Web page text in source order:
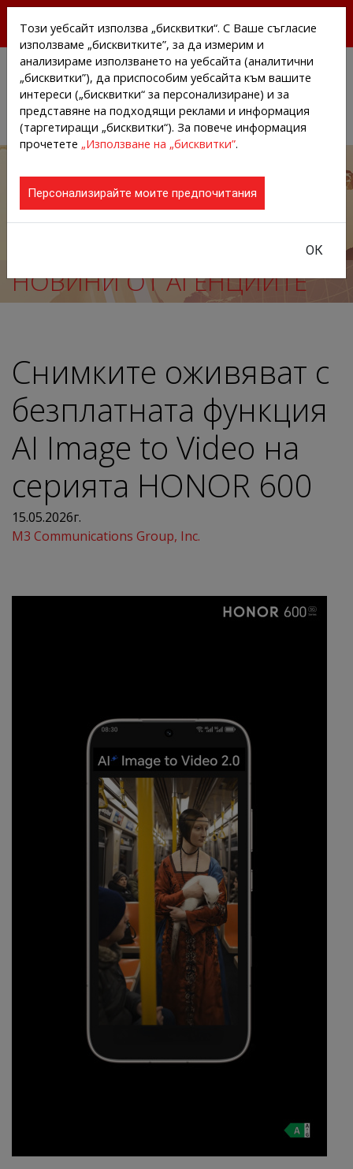
АГЕНЦИИТЕ И КОМПАНИИТЕ
НОВИНИ ОТ АГЕНЦИИТЕ
Снимките оживяват с
безплатната функция
AI Image to Video на
серията HONOR 600
15.05.2026г.
M3 Communications Group, Inc.
Този уебсайт използва „бисквитки“. С Ваше съгласие
използваме „бисквитките”, за да измерим и
анализираме използването на уебсайта (аналитични
„бисквитки”), да приспособим уебсайта към вашите
интереси („бисквитки“ за персонализиране) и за
представяне на подходящи реклами и информация
(таргетиращи „бисквитки“). За повече информация
прочетете „Използване на „бисквитки”.
Персонализирайте моите предпочитания
ОК